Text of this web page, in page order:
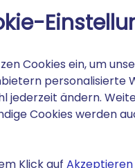
Cookies ein, um
personalisierte
jederzeit ändern.
Cookies werden
Klick aufAkzeptieren
Provider
Unternehmen